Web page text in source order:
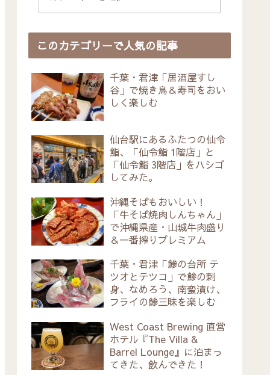
このカテゴリーで人気の記事
千葉・君津「居酒屋すし
谷」で焼き鳥＆寿司をおい
しく楽しむ
仙台駅にあるふたつの仙令
鮨、「仙令鮨 1階店」と
「仙令鮨 3階店」をハシゴ
してみた。
沖縄そばもおいしい！
「牛そば焼肉しんちゃん」
で沖縄県産・山城牛肉盛り
＆一番搾りプレミアム
千葉・君津「鯵の台所 テ
ツオとテツコ」で鯵の刺
身、なめろう、南蛮漬け、
フライの鯵三昧を楽しむ
West Coast Brewing 直営
ホテル『The Villa &
Barrel Lounge』に泊まっ
てきた、飲んできた！